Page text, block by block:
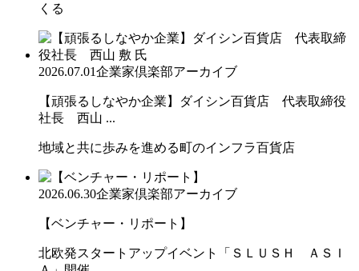
くる
2026.07.01企業家倶楽部アーカイブ
【頑張るしなやか企業】ダイシン百貨店 代表取締役
社長 西山 ...
地域と共に歩みを進める町のインフラ百貨店
2026.06.30企業家倶楽部アーカイブ
【ベンチャー・リポート】
北欧発スタートアップイベント「ＳＬＵＳＨ ＡＳＩ